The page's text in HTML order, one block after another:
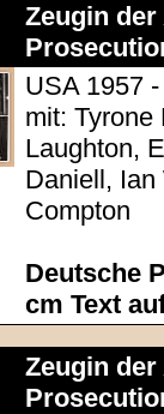
Zeugin
USA 1957
mit: Tyrone
Laughton,
Daniell, Ian
Compton
Deutsche
cm Text
Zeugin